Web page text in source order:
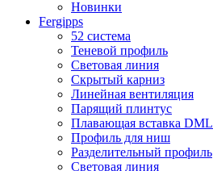
Новинки
Fergipps
52 система
Теневой профиль
Световая линия
Скрытый карниз
Линейная вентиляция
Парящий плинтус
Плавающая вставка DML
Профиль для ниш
Разделительный профиль
Световая линия